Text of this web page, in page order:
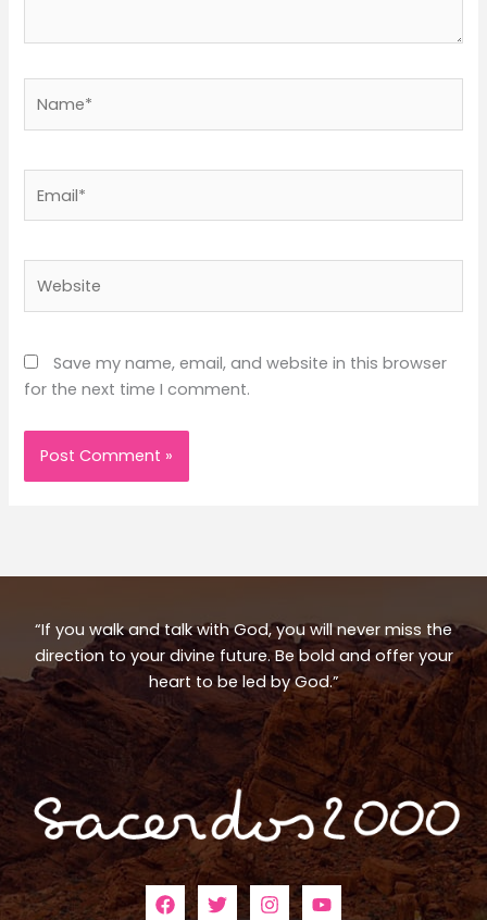
Save my name, email, and website in this browser
for the next time I comment.
“If you walk and talk with God, you will never miss the
direction to your divine future. Be bold and offer your
heart to be led by God.”